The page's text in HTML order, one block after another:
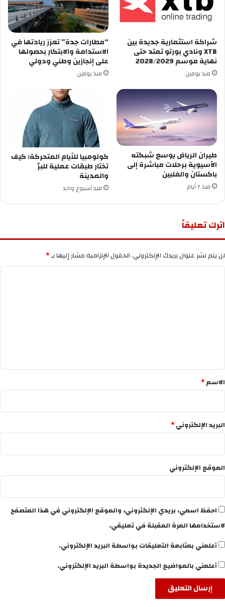
شراكة استثمارية جديدة بين
XTB ونادي بورتو تمتد حتى
نهاية موسم 2028/2029
منذ يومين
“مطارات جدة” تعزز ريادتها في
الاستدامة والابتكار بحصولها
على إنجازين وطني ودولي
منذ يومين
طيران الرياض يوسع شبكته
الآسيوية برحلات مباشرة إلى
باكستان والفلبين
منذ 7 أيام
كولومبيا للأيام المتحركة: كيف
تختار طبقات عملية للبرّ
والمدينة
منذ أسبوع واحد
اترك تعليقاً
لن يتم نشر عنوان بريدك الإلكتروني.الحقول الإلزامية مشار إليها بـ*
*
الاسم*
البريد الإلكتروني*
الموقع الإلكتروني
احفظ اسمي، بريدي الإلكتروني، والموقع الإلكتروني في هذا المتصفح
لاستخدامها المرة المقبلة في تعليقي.
أعلمني بمتابعة التعليقات بواسطة البريد الإلكتروني.
أعلمني بالمواضيع الجديدة بواسطة البريد الإلكتروني.